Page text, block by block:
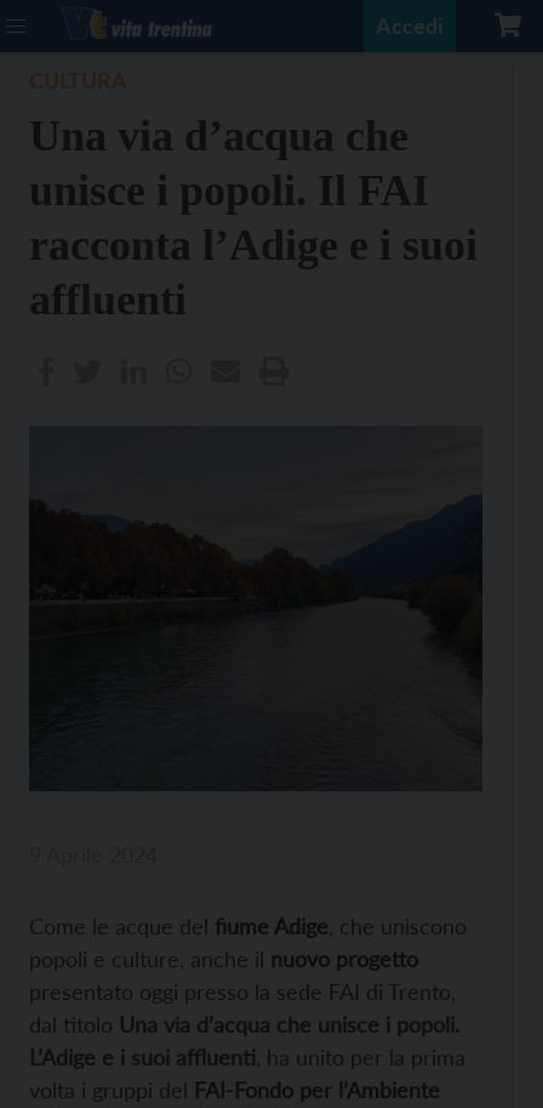
Accedi
Una via d’acqua che
unisce i popoli. Il FAI
racconta l’Adige e i suoi
affluenti
Come le acque del fiume Adige , che uniscono
popoli e culture, anche il nuovo progetto
presentato oggi presso la sede FAI di Trento,
dal titolo Una via d’acqua che unisce i popoli.
L’Adige e i suoi affluenti , ha unito per la prima
volta i gruppi del FAI-Fondo per l’Ambiente